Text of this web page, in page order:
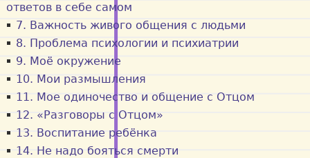
ответов в себе самом
7. Важность живого общения с людьми
8. Проблема психологии и психиатрии
9. Моё окружение
10. Мои размышления
11. Мое одиночество и общение с Отцом
12. «Разговоры с Отцом»
13. Воспитание ребёнка
14. Не надо бояться смерти